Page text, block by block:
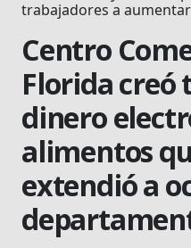
trabajadores a
Centro
Florida creó
dinero
alimentos
extendió a